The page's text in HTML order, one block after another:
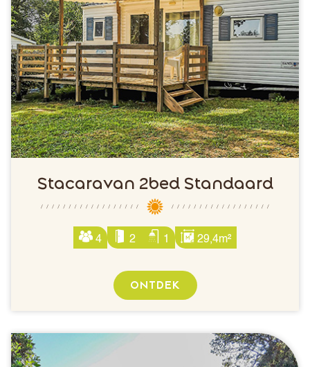
Stacaravan 2bed Standaard
4 2 1 29,4m²
ONTDEK